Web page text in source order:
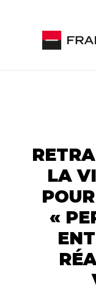
LA
«